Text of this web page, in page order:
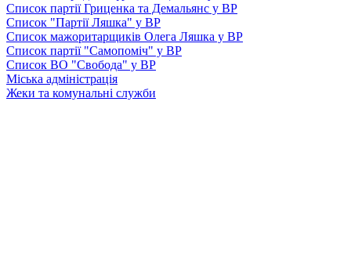
Список партії Гриценка та Демальянс у ВР
Список "Партії Ляшка" у ВР
Список мажоритарщиків Олега Ляшка у ВР
Список партії "Самопоміч" у ВР
Список ВО "Свобода" у ВР
Міська адміністрація
Жеки та комунальні служби